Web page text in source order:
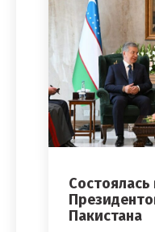
Состоялась
Пакистана